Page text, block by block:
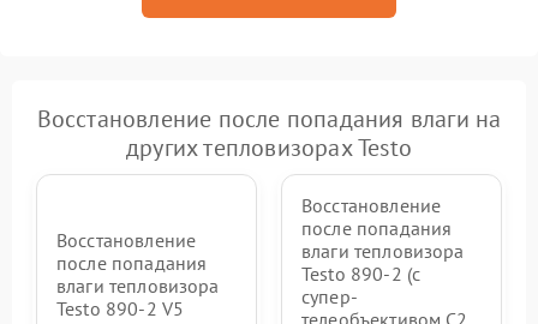
Восстановление после попадания влаги на
других тепловизорах Testo
Восстановление
после попадания
влаги тепловизора
Testo 890-2 V5
Восстановление
после попадания
влаги тепловизора
Testo 890-2 (c
супер-
телеобъективом C2